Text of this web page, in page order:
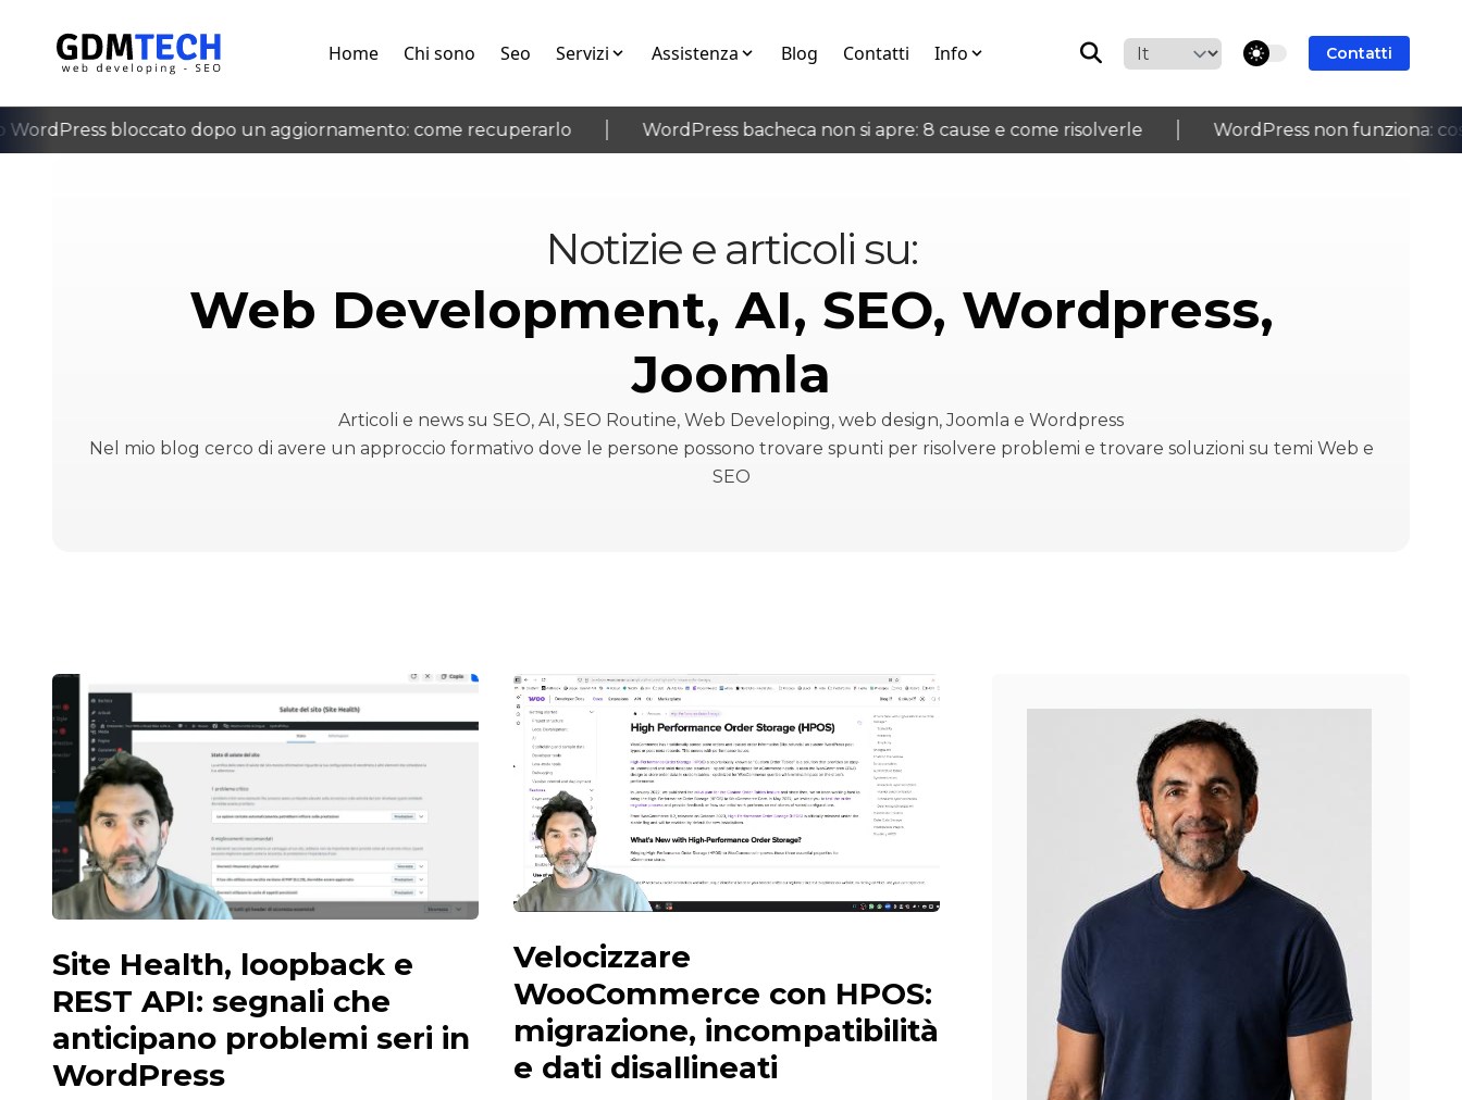
Home Chi sono Seo Servizi Assistenza Blog Contatti Info theme switcher Contatti
bloccato dopo un aggiornamento: come recuperarlo WordPress bacheca non si apre: 8 cause e come risolverle WordPress non funziona:
‹ ›
Notizie e articoli su:
Web Development, AI, SEO, Wordpress,
Joomla
Articoli e news su SEO, AI, SEO Routine, Web Developing, web design, Joomla e Wordpress
Nel mio blog cerco di avere un approccio formativo dove le persone possono trovare spunti per risolvere problemi e trovare soluzioni su temi Web e
SEO
Site Health, loopback e
REST API: segnali che
anticipano problemi seri in
WordPress
Velocizzare
WooCommerce con HPOS:
migrazione, incompatibilità
e dati disallineati